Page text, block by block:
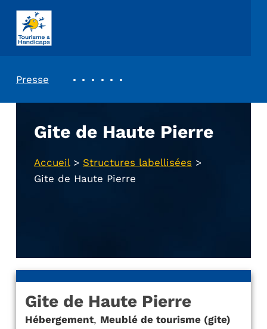
ASSOCIATION TOURISME ET HANDICAPS
Presse
Gite de Haute Pierre
Accueil> Structures labellisées >
Gite de Haute Pierre
Gite de Haute Pierre
Hébergement, Meublé de tourisme (gite)